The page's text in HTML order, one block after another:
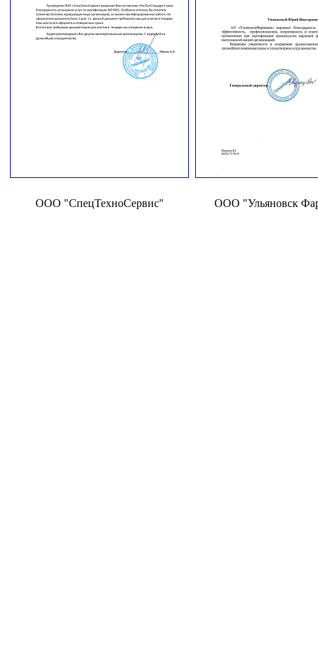
ООО "СпецТехноСервис" ООО "Ульяновск